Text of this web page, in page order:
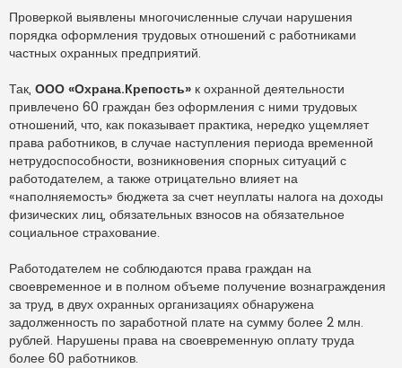
Проверкой выявлены многочисленные случаи нарушения
порядка оформления трудовых отношений с работниками
частных охранных предприятий.
Так, ООО «Охрана.Крепость» к охранной деятельности
привлечено 60 граждан без оформления с ними трудовых
отношений, что, как показывает практика, нередко ущемляет
права работников, в случае наступления периода временной
нетрудоспособности, возникновения спорных ситуаций с
работодателем, а также отрицательно влияет на
«наполняемость» бюджета за счет неуплаты налога на доходы
физических лиц, обязательных взносов на обязательное
социальное страхование.
Работодателем не соблюдаются права граждан на
своевременное и в полном объеме получение вознаграждения
за труд, в двух охранных организациях обнаружена
задолженность по заработной плате на сумму более 2 млн.
рублей. Нарушены права на своевременную оплату труда
более 60 работников.